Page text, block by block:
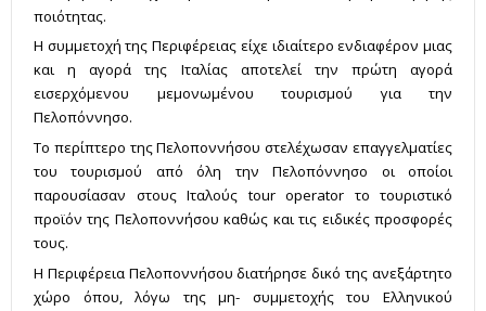
ποιότητας.
Η συμμετοχή της Περιφέρειας είχε ιδιαίτερο ενδιαφέρον μιας
και η αγορά της Ιταλίας αποτελεί την πρώτη αγορά
εισερχόμενου μεμονωμένου τουρισμού για την
Πελοπόννησο.
Το περίπτερο της Πελοποννήσου στελέχωσαν επαγγελματίες
του τουρισμού από όλη την Πελοπόννησο οι οποίοι
παρουσίασαν στους Ιταλούς tour operator το τουριστικό
προϊόν της Πελοποννήσου καθώς και τις ειδικές προσφορές
τους.
Η Περιφέρεια Πελοποννήσου διατήρησε δικό της ανεξάρτητο
χώρο όπου, λόγω της μη- συμμετοχής του Ελληνικού